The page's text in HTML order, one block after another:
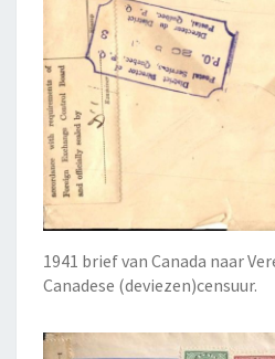
1941 brief van Canada naar
Canadese (deviezen)censuur.